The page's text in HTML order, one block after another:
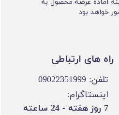
آماده عرضه محصول به
خواهد بود
تلفن: 09022351999
اینستاگرام:
​7 روز هفته - 24 ساعته ​​​​​​​
​​راه های ارتباطی